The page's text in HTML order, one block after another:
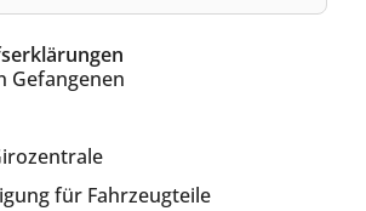
Gefangenen
für Fahrzeugteile